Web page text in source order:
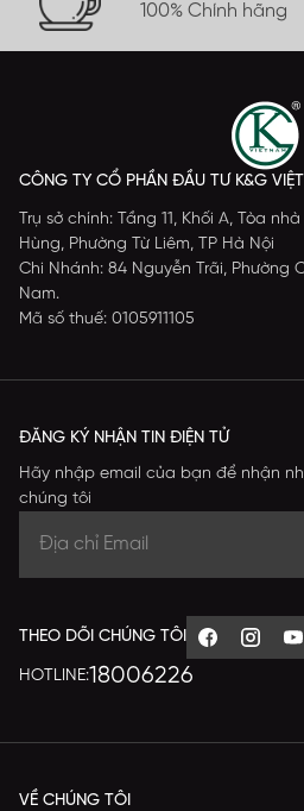
100% Chính hãng
CÔNG TY CỔ PHẦN ĐẦU TƯ K&G
Trụ sở chính: Tầng 11, Khối A, Tòa
Hùng, Phường Từ Liêm, TP Hà Nội
Chi Nhánh: 84 Nguyễn Trãi, Phường
Nam.
Mã số thuế: 0105911105
ĐĂNG KÝ NHẬN TIN ĐIỆN TỬ
Hãy nhập email của bạn để nhận
chúng tôi
THEO DÕI CHÚNG TÔI
HOTLINE:18006226
VỀ CHÚNG TÔI